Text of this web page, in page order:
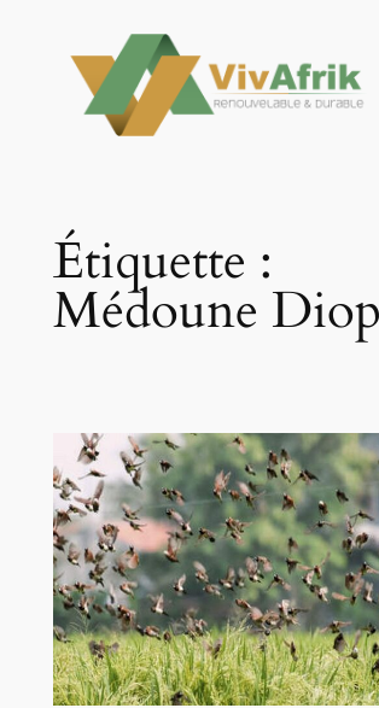
contenu
Étiquette :
Médoune Diop